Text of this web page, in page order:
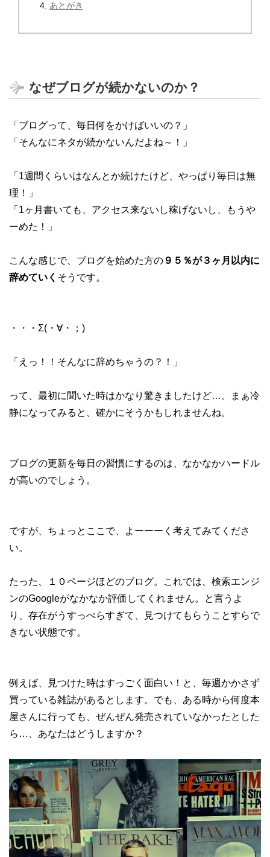
あとがき
なぜブログが続かないのか？
「ブログって、毎日何をかけばいいの？」
「そんなにネタが続かないんだよね～！」
「1週間くらいはなんとか続けたけど、やっぱり毎日は無
理！」
「1ヶ月書いても、アクセス来ないし稼げないし、もうや
ーめた！」
こんな感じで、ブログを始めた方の ９５％が３ヶ月以内に
辞めていく そうです。
・・・Σ(・∀・；)
「えっ！！そんなに辞めちゃうの？！」
って、最初に聞いた時はかなり驚きましたけど…。まぁ冷
静になってみると、確かにそうかもしれませんね。
ブログの更新を毎日の習慣にするのは、なかなかハードル
が高いのでしょう。
ですが、ちょっとここで、よーーーく考えてみてくださ
い。
たった、１０ページほどのブログ。これでは、検索エンジ
ンのGoogleがなかなか評価してくれません。と言うよ
り、存在がうすっぺらすぎて、見つけてもらうことすらで
きない状態です。
例えば、見つけた時はすっごく面白い！と、毎週かかさず
買っている雑誌があるとします。でも、ある時から何度本
屋さんに行っても、ぜんぜん発売されていなかったとした
ら…、あなたはどうしますか？